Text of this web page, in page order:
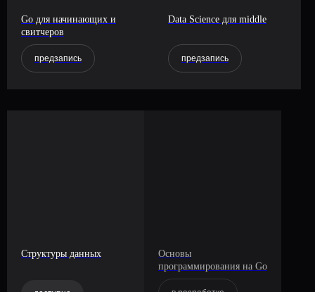
Go для начинающих и
свитчеров
предзапись
Data Science для middle
предзапись
Структуры данных
Основы
программирования на Go